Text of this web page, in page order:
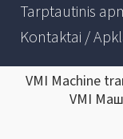
Tarptautinis
Kontaktai /
VMI Machine
VMI